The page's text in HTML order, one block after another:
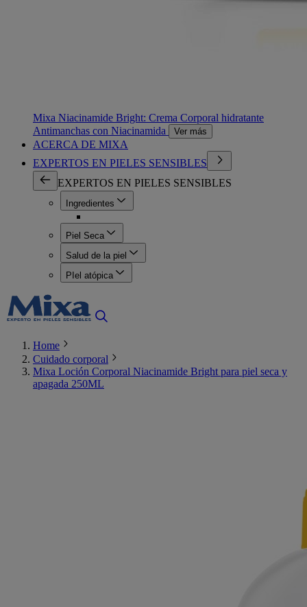
Mixa Niacinamide Bright: Crema Corporal hidratante
Antimanchas con Niacinamida
Ver más
ACERCA DE MIXA
EXPERTOS EN PIELES SENSIBLES
EXPERTOS EN PIELES SENSIBLES
Ingredientes
Piel Seca
Salud de la piel
PIel atópica
Home
Cuidado corporal
Mixa Loción Corporal Niacinamide Bright para piel seca y
apagada 250ML